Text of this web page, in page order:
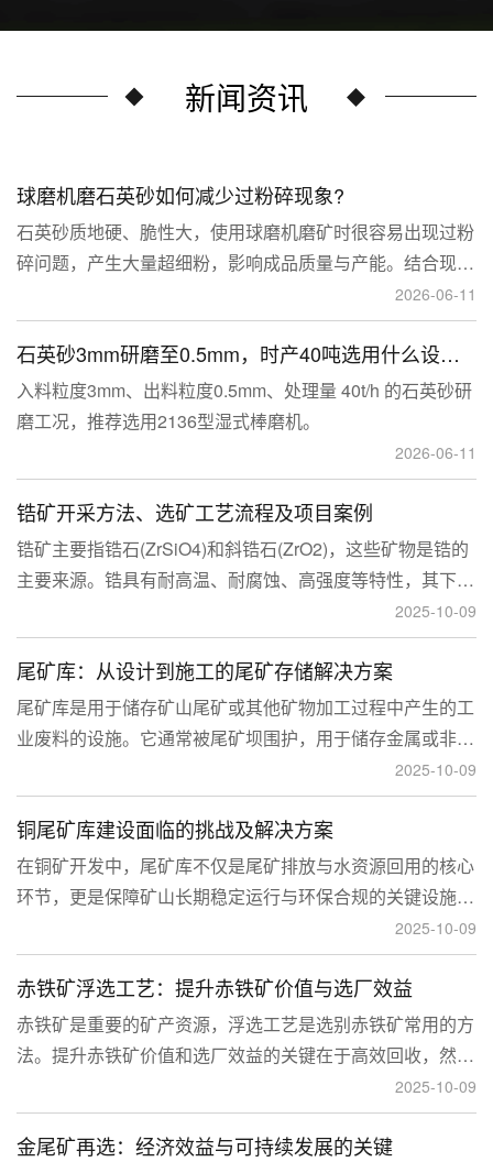
新闻资讯
球磨机磨石英砂如何减少过粉碎现象?
石英砂质地硬、脆性大，使用球磨机磨矿时很容易出现过粉
碎问题，产生大量超细粉，影响成品质量与产能。结合现场
生产经验，可通过工艺、研磨介质、运行参数、配套设备多
维度优化，改善该问题。
2026-06-11
石英砂3mm研磨至0.5mm，时产40吨选用什么设备？
入料粒度3mm、出料粒度0.5mm、处理量 40t/h 的石英砂研
磨工况，推荐选用2136型湿式棒磨机。
2026-06-11
锆矿开采方法、选矿工艺流程及项目案例
锆矿主要指锆石(ZrSiO4)和斜锆石(ZrO2)，这些矿物是锆的
主要来源。锆具有耐高温、耐腐蚀、高强度等特性，其下游
应用涉及核工业、陶瓷、耐火材料、铸造、电子和化工等多
个领域，尤其在高性能陶瓷和锆基合金中的需求不断增长。
2025-10-09
尾矿库：从设计到施工的尾矿存储解决方案
尾矿库是用于储存矿山尾矿或其他矿物加工过程中产生的工
业废料的设施。它通常被尾矿坝围护，用于储存金属或非金
属矿山的尾矿。尾矿库通常包括尾矿处理系统、排水系统和
回水系统。根据地形，尾矿库可分为山谷型、山坡型、平地
型和河流拦截型。
2025-10-09
铜尾矿库建设面临的挑战及解决方案
在铜矿开发中，尾矿库不仅是尾矿排放与水资源回用的核心
环节，更是保障矿山长期稳定运行与环保合规的关键设施。
然而，铜矿尾矿本身具有粒度细、水量大、化学活性强等特
性，使尾矿库在坝体稳定、防渗处理与排洪系统设计方面面
临更高技术挑战。
2025-10-09
赤铁矿浮选工艺：提升赤铁矿价值与选厂效益
赤铁矿是重要的矿产资源，浮选工艺是选别赤铁矿常用的方
法。提升赤铁矿价值和选厂效益的关键在于高效回收，然
而，赤铁矿往往存在嵌布粒度细、易泥化、存在高硅铝杂质
等特征。利用传统的浮选工艺进行处理会面临回收率低、精
矿品位不稳定、药剂成本高等问题。
2025-10-09
金尾矿再选：经济效益与可持续发展的关键